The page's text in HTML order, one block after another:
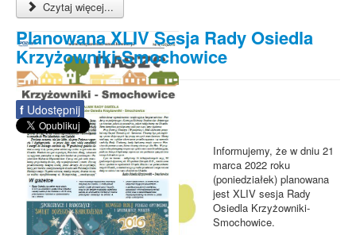
Czytaj więcej...
Planowana XLIV Sesja Rady Osiedla
Krzyżowniki-Smochowice
f Udostępnij
Informujemy, że w dniu 21
marca 2022 roku
(poniedziałek) planowana
jest XLIV sesja Rady
Osiedla Krzyżowniki-
Smochowice.